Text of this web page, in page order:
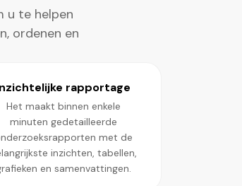
u te helpen
ordenen en
rapportage
Het maakt binnen enkele
minuten gedetailleerde
met de
inzichten, tabellen,
en samenvattingen.